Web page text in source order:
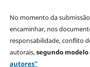
No momento da
encaminhar, nos
responsabilidade, conflito
autorais,segundo modelo
autores"